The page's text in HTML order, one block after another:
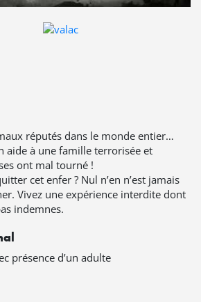
réputés dans le monde entier…
aide à une famille terrorisée et
ont mal tourné !
cet enfer ? Nul n’en n’est jamais
Vivez une expérience interdite dont
indemnes.
présence d’un adulte